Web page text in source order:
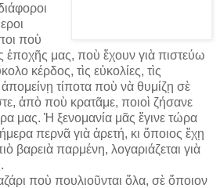
ποὺ
ἐποχῆς μας, ποὺ ἔχουν γιὰ πιστεύω
κέρδος, τὶς εὐκολίες, τὶς
τίποτα ποὺ νὰ θυμίζῃ σὲ
ἀπὸ ποὺ κρατᾶμε, ποιοὶ ζήσανε
μας. Ἡ ξενομανία μᾶς ἔγινε τώρα
περνᾶ γιὰ ἀρετή, κι ὅποιος ἔχῃ
βαρειὰ παρμένη, λογαριάζεται γιὰ
ποὺ πουλιοῦνται ὅλα, σὲ ὅποιον